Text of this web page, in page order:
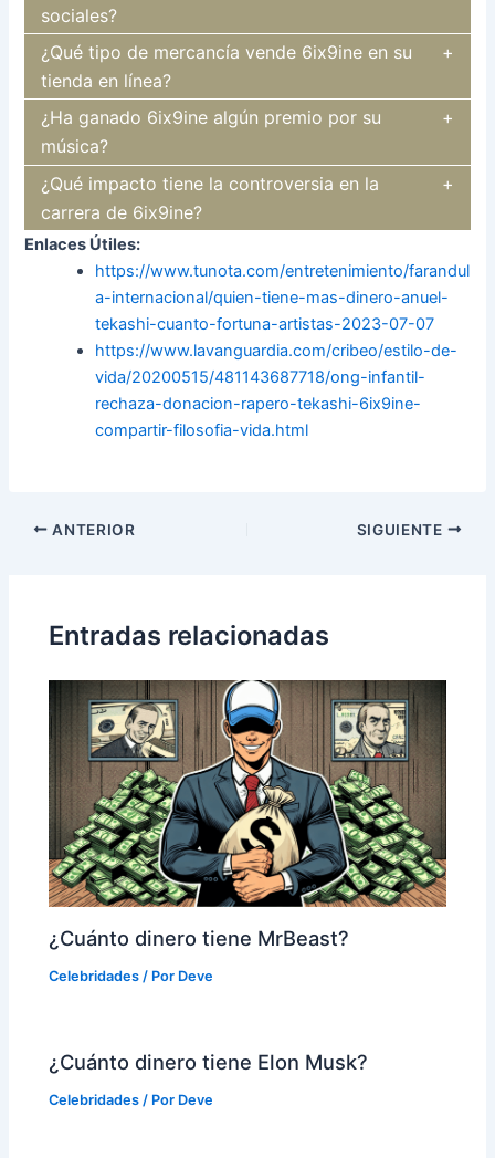
sociales?
¿Qué tipo de mercancía vende 6ix9ine en su
tienda en línea?
¿Ha ganado 6ix9ine algún premio por su
música?
¿Qué impacto tiene la controversia en la
carrera de 6ix9ine?
Enlaces Útiles:
https://www.tunota.com/entretenimiento/farandul
a-internacional/quien-tiene-mas-dinero-anuel-
tekashi-cuanto-fortuna-artistas-2023-07-07
https://www.lavanguardia.com/cribeo/estilo-de-
vida/20200515/481143687718/ong-infantil-
rechaza-donacion-rapero-tekashi-6ix9ine-
compartir-filosofia-vida.html
Navegación
ANTERIOR SIGUIENTE
Entradas relacionadas
¿Cuánto dinero tiene MrBeast?
Celebridades / Por Deve
¿Cuánto dinero tiene Elon Musk?
Celebridades / Por Deve